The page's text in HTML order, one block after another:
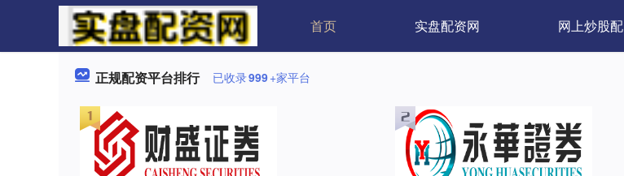
首页 实盘配资网 网上炒股
正规配资平台排行 已收录999+家平台